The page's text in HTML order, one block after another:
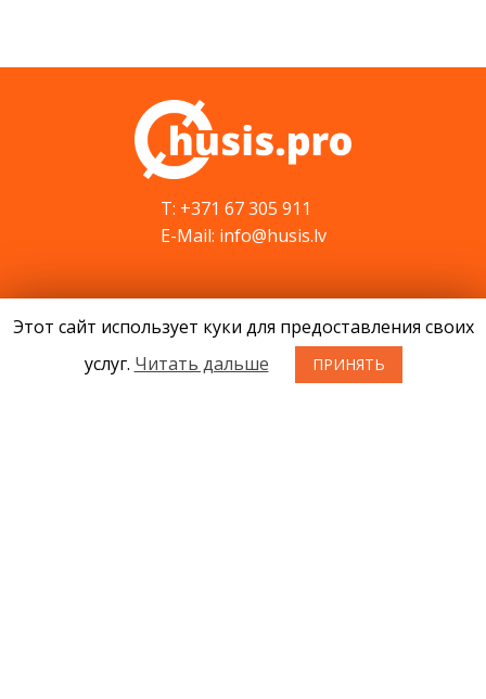
T: +371 67 305 911
E-Mail: info@husis.lv
Акции
Cервис
Этот сайт использует куки для предоставления своих
услуг. Читать дальше ПРИНЯТЬ